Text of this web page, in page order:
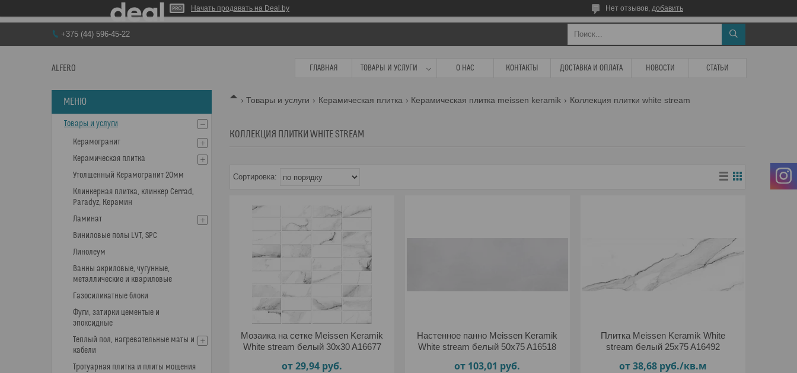
Начать продавать на Deal.by Нет отзывов, добавить
+375 (44) 596-45-22
ALFERO ГЛАВНАЯ ТОВАРЫ И УСЛУГИ О НАС КОНТАКТЫ ДОСТАВКА И ОПЛАТА НОВОСТИ СТАТЬИ
Товары и услуги Керамическая плитка Керамическая плитка meissen keramik Коллекция плитки white stream
КОЛЛЕКЦИЯ ПЛИТКИ WHITE STREAM
Мозаика на сетке Meissen Keramik
White stream белый 30x30 A16677
от 29,94 руб.
Настенное панно Meissen Keramik
White stream белый 50x75 A16518
от 103,01 руб.
Плитка Meissen Keramik White
stream белый 25x75 A16492
от 38,68 руб./кв.м
Товары и услуги
Керамогранит
Керамическая плитка
Утолщенный Керамогранит 20мм
Клинкерная плитка, клинкер Cerrad,
Paradyz, Керамин
Ламинат
Виниловые полы LVT, SPC
Линолеум
Ванны акриловые, чугунные,
металлические и квариловые
Газосиликатные блоки
Фуги, затирки цементые и
эпоксидные
Теплый пол, нагревательные маты и
кабели
Тротуарная плитка и плиты мощения